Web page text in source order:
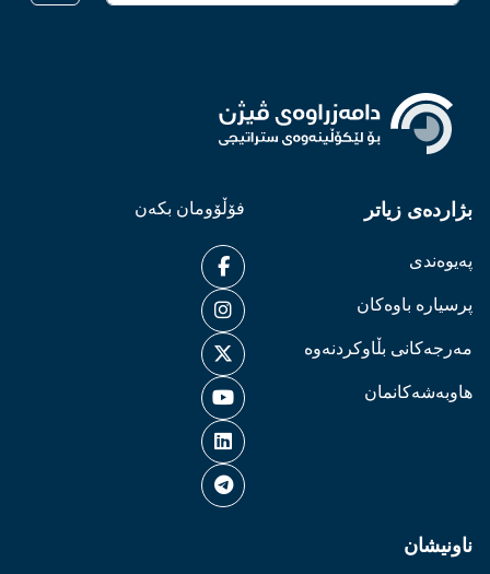
بژاردەی زیاتر
پەیوەندی
پرسیارە باوەکان
مەرجەکانی بڵاوکردنەوە
هاوبەشەکانمان
فۆڵۆومان بکەن
ناونیشان